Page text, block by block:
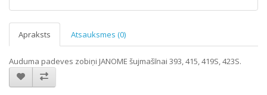
Apraksts Atsauksmes (0)
Auduma padeves zobiņi JANOME šujmašīnai 393, 415, 419S, 423S.